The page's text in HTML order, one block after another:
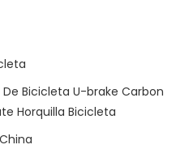
De Bicicleta U-brake Carbon
Horquilla Bicicleta